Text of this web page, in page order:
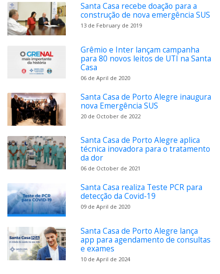
Santa Casa recebe doação para a
construção de nova emergência SUS
13 de February de 2019
Grêmio e Inter lançam campanha
para 80 novos leitos de UTI na Santa
Casa
06 de April de 2020
Santa Casa de Porto Alegre inaugura
nova Emergência SUS
20 de October de 2022
Santa Casa de Porto Alegre aplica
técnica inovadora para o tratamento
da dor
06 de October de 2021
Santa Casa realiza Teste PCR para
detecção da Covid-19
09 de April de 2020
Santa Casa de Porto Alegre lança
app para agendamento de consultas
e exames
10 de April de 2024